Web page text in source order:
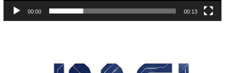
00:00 00:13